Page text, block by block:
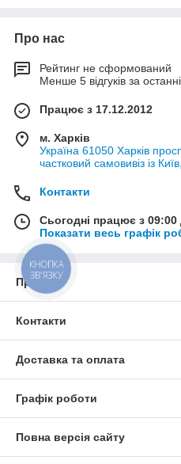
банківський
Про нас
Рейтинг не сформований
Менше 5 відгуків за
Працює з 17.12.2012
м. Харків
Україна 61050 Харків
частковий самовивіз із
Контакти
Сьогодні працює з 09:00
Показати весь графік
Про нас
Контакти
Доставка та оплата
Графік роботи
Повна версія сайту
КНОПКА
ЗВ'ЯЗКУ